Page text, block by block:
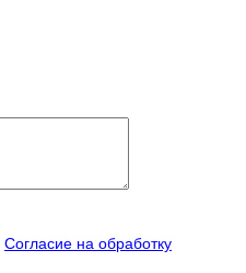
Согласие на обработку